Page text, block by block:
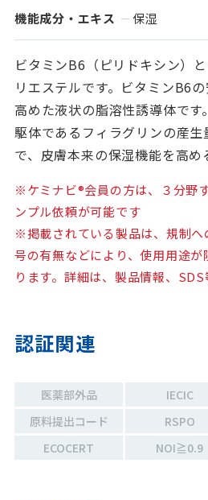
機能成分・エキス
保湿
ビタミンB6（ピリドキシン）
リエステルです。ビタミンB6
高めた液状の脂溶性誘導体で
駆体であるフィラグリンの産生
で、皮膚本来の保湿機能を高め
※ケミナビ®会員の方は、３分野
ンプル依頼が可能です
※掲載されている製品は、規制
号の有無などにより、使用用途
ります。詳細は、製品情報、SDS
認証関連
医薬部外品 IECIC
原料提出コード
RSPO
ECOCERT
NOI≧0.9